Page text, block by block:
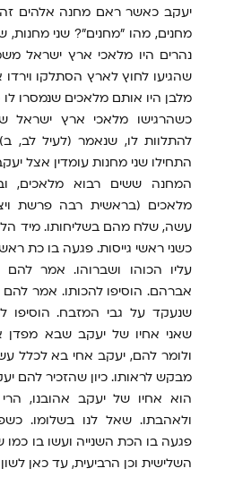
יעקב כאשר ראם מחנה אלהים
מחנים, מהו "מחנים"? שני
נהרים היו מלאכי ארץ ישראל
שהגיעו לחוץ לארץ הסתלקו וירדו
מלבן היו אותם מלאכים שנמסרו
כשהרגישו מלאכי ארץ ישראל
להתלוות לו, שנאמר (לעיל לב,
התחילו שני מחנות עומדין אצל
המחנה ששים רבוא מלאכים,
מלאכים (בראשית רבה פרשת
עשה, שלח מהם בשליחותו. מיד
כשני ראשי גייסות. פגעה בו כת
עליו הכוהו ושברוהו. אמר להם
אברהם. הוסיפו להכותו. אמר להם
שנעקד על גבי המזבח. הוסיפו
שאני אחיו של יעקב שבא
ולומר להם, יעקב אחי בא לכלל
מבקש לראותו. כיון שהזכיר להם
הוא אחיו של יעקב אהובנו, הרי
ולאהבתו. שאל לנו בשלומו.
פגעה בו הכת השנייה ועשו בו
השלישית וכן הרביעית, עד כאן